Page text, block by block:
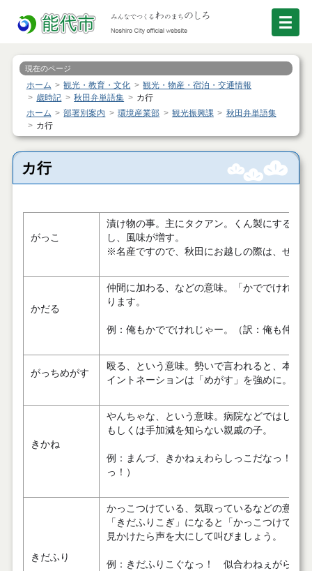
現在のページ
ホーム 観光・教育・文化
観光・物産・宿泊・交通情報
歳時記
秋田弁単語集
カ行
ホーム
部署別案内 環境産業部 観光振興課
秋田弁単語集
カ行
カ行
がっこ
漬け物の事。主にタクアン。くん製にすると
し、風味が増す。
※名産ですので、秋田にお越しの際は、ぜひ
かだる
仲間に加わる、などの意味。「かででけれ」
ります。
例：俺もかででけれじゃー。（訳：俺も仲間
がっちめがす
殴る、という意味。勢いで言われると、本当
イントネーションは「めがす」を強めに。
きかね
やんちゃな、という意味。病院などではしゃ
もしくは手加減を知らない親戚の子。
例：まんづ、きかねぇわらしっこだなっ！（
っ！）
きだふり
かっこつけている、気取っているなどの意味。
「きだふりこぎ」になると「かっこつけてい
見かけたら声を大にして叫びましょう。
例：きだふりこぐなっ！ 似合わねぇがら…